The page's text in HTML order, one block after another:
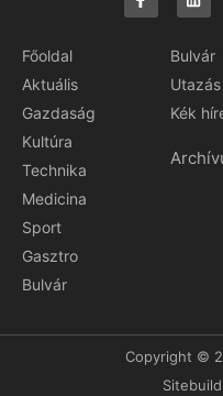
Főoldal
Aktuális
Gazdaság
Kultúra
Technika
Medicina
Sport
Gasztro
Bulvár
Bulvár
Utazás
Kék
Copyright ©